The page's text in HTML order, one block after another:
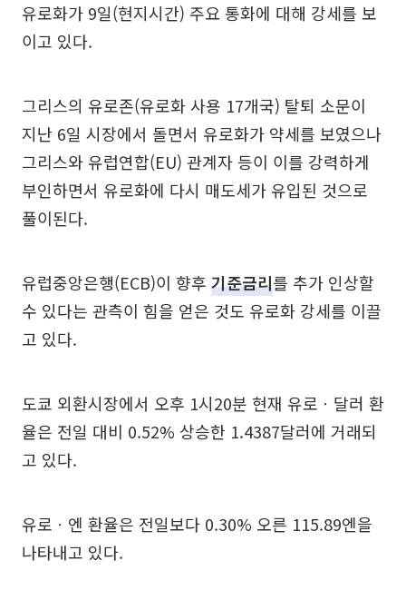
유로화가 9일(현지시간) 주요 통화에 대해 강세를 보
이고 있다.
그리스의 유로존(유로화 사용 17개국) 탈퇴 소문이
지난 6일 시장에서 돌면서 유로화가 약세를 보였으나
그리스와 유럽연합(EU) 관계자 등이 이를 강력하게
부인하면서 유로화에 다시 매도세가 유입된 것으로
풀이된다.
유럽중앙은행(ECB)이 향후 기준금리를 추가 인상할
수 있다는 관측이 힘을 얻은 것도 유로화 강세를 이끌
고 있다.
도쿄 외환시장에서 오후 1시20분 현재 유로ㆍ달러 환
율은 전일 대비 0.52% 상승한 1.4387달러에 거래되
고 있다.
유로ㆍ엔 환율은 전일보다 0.30% 오른 115.89엔을
나타내고 있다.